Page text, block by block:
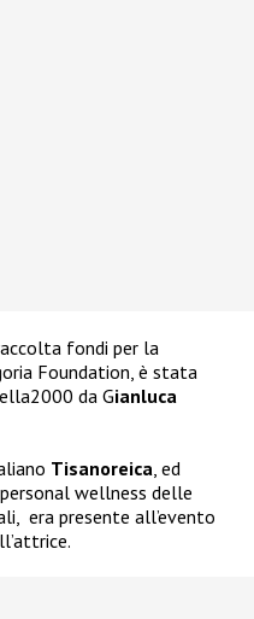
fondi per la
Foundation, è stata
da Gianluca
Tisanoreica, ed
wellness delle
era presente all’evento